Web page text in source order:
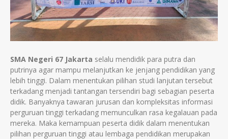
SMA Negeri 67 Jakarta selalu mendidik para putra dan
putrinya agar mampu melanjutkan ke jenjang pendidikan yang
lebih tinggi. Dalam menentukan pilihan studi lanjutan tersebut
terkadang menjadi tantangan tersendiri bagi sebagian peserta
didik. Banyaknya tawaran jurusan dan kompleksitas informasi
perguruan tinggi terkadang memunculkan rasa kegalauan pada
mereka. Maka kemampuan peserta didik dalam menentukan
pilihan perguruan tinggi atau lembaga pendidikan merupakan